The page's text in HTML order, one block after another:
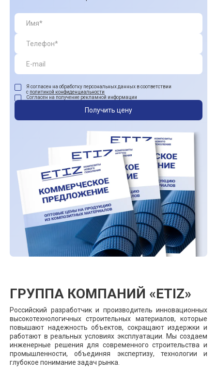
Я согласен на обработку персональных данных в соответствии
с политикой конфиденциальности
Согласен на получение рекламной информации
Получить цену
ГРУППА КОМПАНИЙ «ETIZ»
Российский разработчик и производитель инновационных
высокотехнологичных строительных материалов, которые
повышают надежность объектов, сокращают издержки и
работают в реальных условиях эксплуатации. Мы создаем
инженерные решения для современного строительства и
промышленности, объединяя экспертизу, технологии и
глубокое понимание задач рынка.